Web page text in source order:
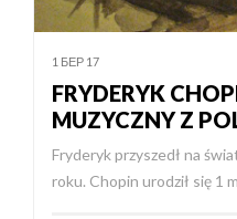
1 БЕР 17
FRYDERYK
MUZYCZNY Z
Fryderyk przyszedł na
roku. Chopin urodził się 1